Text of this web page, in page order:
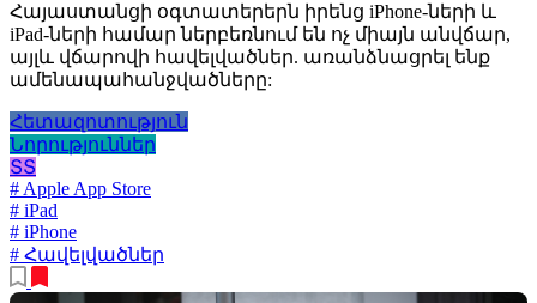
Հայաստանցի օգտատերերն իրենց iPhone-ների և
iPad-ների համար ներբեռնում են ոչ միայն անվճար,
այլև վճարովի հավելվածներ. առանձնացրել ենք
ամենապահանջվածները:
Հետազոտություն
Նորություններ
ՏՏ
# Apple App Store
# iPad
# iPhone
# Հավելվածներ